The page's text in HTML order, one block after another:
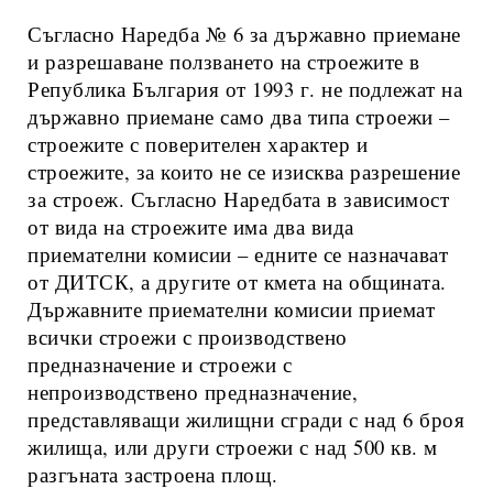
Съгласно Наредба № 6 за държавно приемане
и разрешаване ползването на строежите в
Република България от 1993 г. не подлежат на
държавно приемане само два типа строежи –
строежите с поверителен характер и
строежите, за които не се изисква разрешение
за строеж. Съгласно Наредбата в зависимост
от вида на строежите има два вида
приемателни комисии – едните се назначават
от ДИТСК, а другите от кмета на общината.
Държавните приемателни комисии приемат
всички строежи с производствено
предназначение и строежи с
непроизводствено предназначение,
представляващи жилищни сгради с над 6 броя
жилища, или други строежи с над 500 кв. м
разгъната застроена площ.